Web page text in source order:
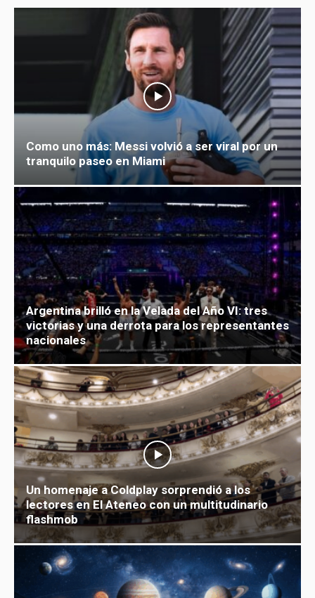
Como uno más: Messi volvió a ser viral por un
tranquilo paseo en Miami
Argentina brilló en la Velada del Año VI: tres
victorias y una derrota para los representantes
nacionales
Un homenaje a Coldplay sorprendió a los
lectores en El Ateneo con un multitudinario
flashmob